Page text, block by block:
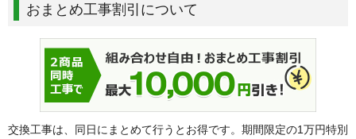
おまとめ工事割引について
交換工事は、同日にまとめて行うとお得です。期間限定の1万円特別